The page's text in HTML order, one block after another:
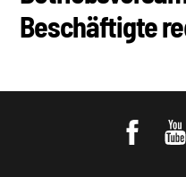
Beschäftigte